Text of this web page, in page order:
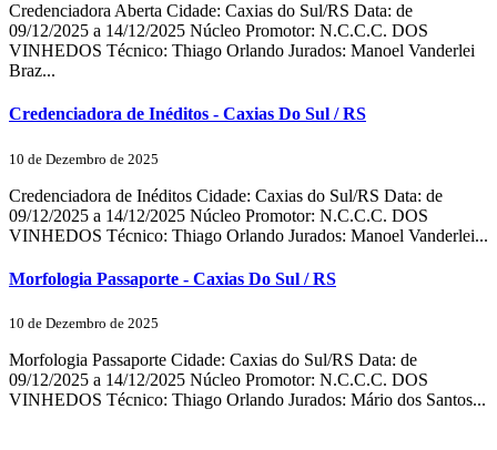
Credenciadora Aberta Cidade: Caxias do Sul/RS Data: de
09/12/2025 a 14/12/2025 Núcleo Promotor: N.C.C.C. DOS
VINHEDOS Técnico: Thiago Orlando Jurados: Manoel Vanderlei
Braz...
Credenciadora de Inéditos - Caxias Do Sul / RS
10 de Dezembro de 2025
Credenciadora de Inéditos Cidade: Caxias do Sul/RS Data: de
09/12/2025 a 14/12/2025 Núcleo Promotor: N.C.C.C. DOS
VINHEDOS Técnico: Thiago Orlando Jurados: Manoel Vanderlei...
Morfologia Passaporte - Caxias Do Sul / RS
10 de Dezembro de 2025
Morfologia Passaporte Cidade: Caxias do Sul/RS Data: de
09/12/2025 a 14/12/2025 Núcleo Promotor: N.C.C.C. DOS
VINHEDOS Técnico: Thiago Orlando Jurados: Mário dos Santos...